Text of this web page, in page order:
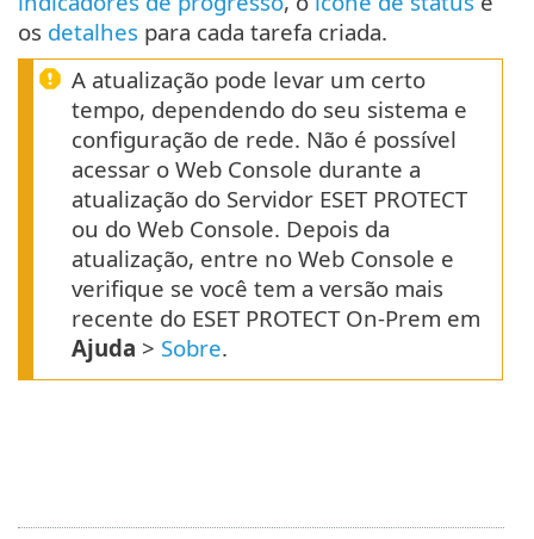
os detalhes para cada tarefa criada.
A atualização pode levar um certo
tempo, dependendo do seu sistema e
configuração de rede. Não é possível
acessar o Web Console durante a
atualização do Servidor ESET PROTECT
ou do Web Console. Depois da
atualização, entre no Web Console e
verifique se você tem a versão mais
recente do ESET PROTECT On-Prem em
Ajuda > Sobre.